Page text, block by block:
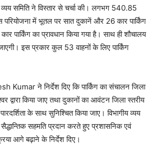
समिति ने विस्तार से चर्चा की। लगभग 540.85
में भूतल पर सात दुकानें और 26 कार पार्किंग
पार्किंग का प्रावधान किया गया है। साथ ही शौचालय
इस प्रकार कुल 53 वाहनों के लिए पार्किंग
Kumar ने निर्देश दिए कि पार्किंग का संचालन जिला
द्वारा किया जाए तथा दुकानों का आवंटन जिला स्तरीय
के साथ सुनिश्चित किया जाए। विभागीय व्यय
सैद्धान्तिक सहमति प्रदान करते हुए प्रशासनिक एवं
आगे बढ़ाने के निर्देश दिए।